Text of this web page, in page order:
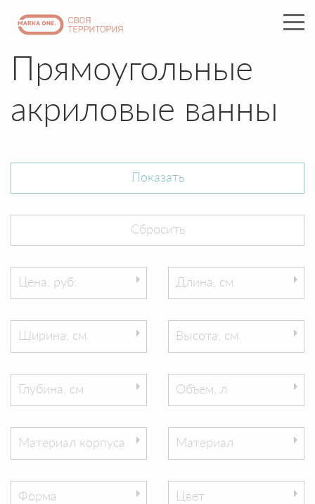
Прямоугольные
акриловые ванны
Цена, руб: Длина, см
Ширина, см Высота, см
Глубина, см Объем, л
Материал корпуса Материал
Форма Цвет